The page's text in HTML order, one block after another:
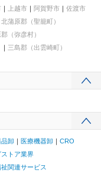
上越市 阿賀野市
佐渡市
北蒲原郡（聖籠町）
（弥彦村）
三島郡（出雲崎町）
品卸 医療機器卸
CRO
トア業界
関連サービス